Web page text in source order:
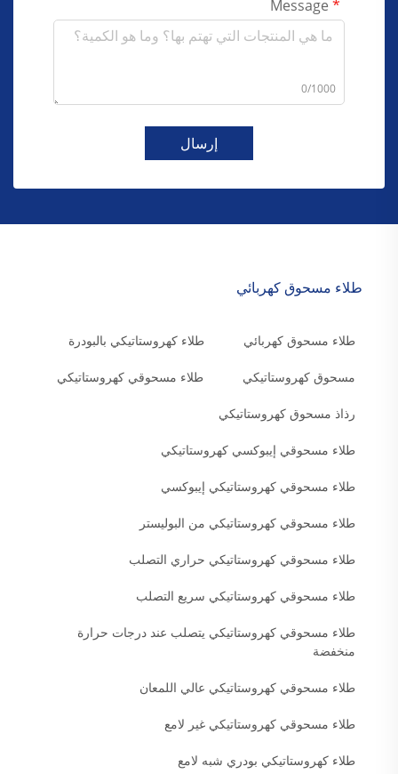
0/1000
إرسال
طلاء مسحوق كهربائي
طلاء مسحوق كهربائي طلاء كهروستاتيكي بالبودرة
مسحوق كهروستاتيكي طلاء مسحوقي كهروستاتيكي
رذاذ مسحوق كهروستاتيكي
طلاء مسحوقي إيبوكسي كهروستاتيكي
طلاء مسحوقي كهروستاتيكي إيبوكسي
طلاء مسحوقي كهروستاتيكي من البوليستر
طلاء مسحوقي كهروستاتيكي حراري التصلب
طلاء مسحوقي كهروستاتيكي سريع التصلب
طلاء مسحوقي كهروستاتيكي يتصلب عند درجات حرارة
منخفضة
طلاء مسحوقي كهروستاتيكي عالي اللمعان
طلاء مسحوقي كهروستاتيكي غير لامع
طلاء كهروستاتيكي بودري شبه لامع